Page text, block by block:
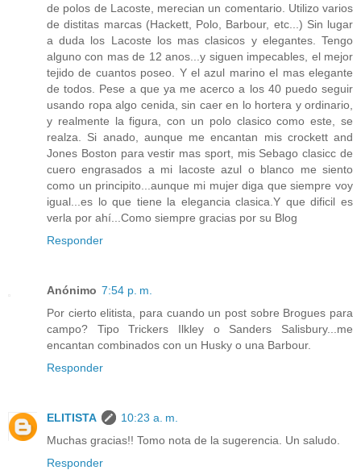
de polos de Lacoste, merecian un comentario. Utilizo varios
de distitas marcas (Hackett, Polo, Barbour, etc...) Sin lugar
a duda los Lacoste los mas clasicos y elegantes. Tengo
alguno con mas de 12 anos...y siguen impecables, el mejor
tejido de cuantos poseo. Y el azul marino el mas elegante
de todos. Pese a que ya me acerco a los 40 puedo seguir
usando ropa algo cenida, sin caer en lo hortera y ordinario,
y realmente la figura, con un polo clasico como este, se
realza. Si anado, aunque me encantan mis crockett and
Jones Boston para vestir mas sport, mis Sebago clasicc de
cuero engrasados a mi lacoste azul o blanco me siento
como un principito...aunque mi mujer diga que siempre voy
igual...es lo que tiene la elegancia clasica.Y que dificil es
verla por ahí...Como siempre gracias por su Blog
Responder
Anónimo 7:54 p. m.
Por cierto elitista, para cuando un post sobre Brogues para
campo? Tipo Trickers Ilkley o Sanders Salisbury...me
encantan combinados con un Husky o una Barbour.
Responder
ELITISTA
10:23 a. m.
Muchas gracias!! Tomo nota de la sugerencia. Un saludo.
Responder